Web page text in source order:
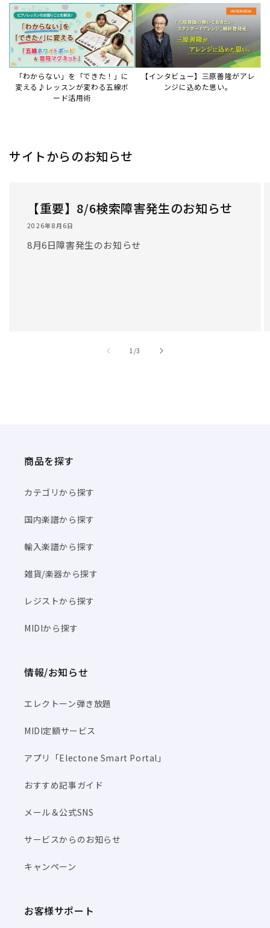
「わからない」を「できた！」に
変える♪レッスンが変わる五線ボ
ード活用術
【インタビュー】三原善隆がアレ
ンジに込めた思い。
サイトからのお知らせ
【重要】8/6検索障害発生のお知らせ
2026年8月6日
8月6日障害発生のお知らせ
1 //3
商品を探す
カテゴリから探す
国内楽譜から探す
輸入楽譜から探す
雑貨/楽器から探す
レジストから探す
MIDIから探す
情報/お知らせ
エレクトーン弾き放題
MIDI定額サービス
アプリ「Electone Smart Portal」
おすすめ記事ガイド
メール＆公式SNS
サービスからのお知らせ
キャンペーン
お客様サポート